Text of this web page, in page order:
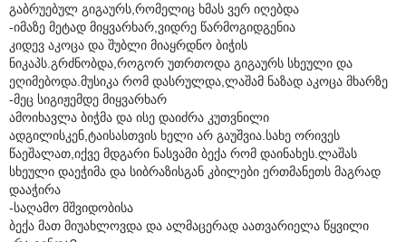
გაბრუებულ გიგაურს,რომელიც ხმას ვერ იღებდა
-იმაზე მეტად მიყვარხარ,ვიდრე წარმოგიდგენია
კიდევ აკოცა და შუბლი მიაყრდნო ბიჭის
ნიკაპს.გრძნობდა,როგორ უთრთოდა გიგაურს სხეული და
ეღიმებოდა.მუსიკა რომ დასრულდა,ლაშამ ნაზად აკოცა მხარზე
-მეც სიგიჟემდე მიყვარხარ
ამოიხავლა ბიჭმა და ისე დაიძრა კუთვნილი
ადგილისკენ,ტაისასთვის ხელი არ გაუშვია.სახე ორივეს
წაეშალათ,იქვე მდგარი ნასვამი ბექა რომ დაინახეს.ლაშას
სხეული დაეჭიმა და სიბრაზისგან კბილები ერთმანეთს მაგრად
დააჭირა
-საღამო მშვიდობისა
ბექა მათ მიუახლოვდა და ალმაცერად აათვარიელა წყვილი